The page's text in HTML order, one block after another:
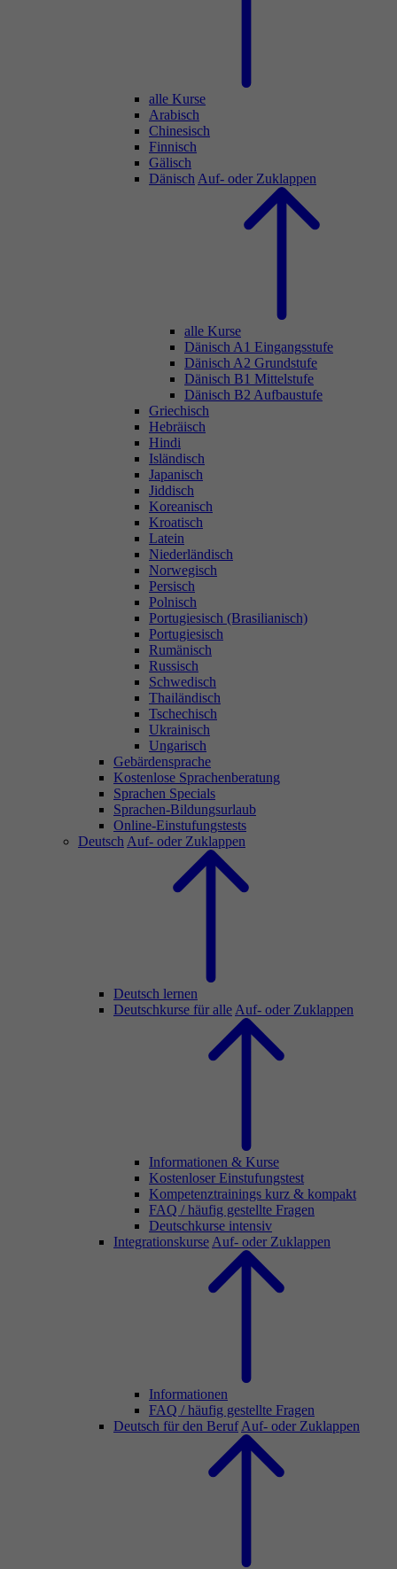
alle Kurse
Arabisch
Chinesisch
Finnisch
Gälisch
Dänisch Auf- oder Zuklappen
alle Kurse
Dänisch A1 Eingangsstufe
Dänisch A2 Grundstufe
Dänisch B1 Mittelstufe
Dänisch B2 Aufbaustufe
Griechisch
Hebräisch
Hindi
Isländisch
Japanisch
Jiddisch
Koreanisch
Kroatisch
Latein
Niederländisch
Norwegisch
Persisch
Polnisch
Portugiesisch (Brasilianisch)
Portugiesisch
Rumänisch
Russisch
Schwedisch
Thailändisch
Tschechisch
Ukrainisch
Ungarisch
Gebärdensprache
Kostenlose Sprachenberatung
Sprachen Specials
Sprachen-Bildungsurlaub
Online-Einstufungstests
Deutsch Auf- oder Zuklappen
Deutsch lernen
Deutschkurse für alle Auf- oder Zuklappen
Informationen & Kurse
Kostenloser Einstufungstest
Kompetenztrainings kurz & kompakt
FAQ / häufig gestellte Fragen
Deutschkurse intensiv
Integrationskurse Auf- oder Zuklappen
Informationen
FAQ / häufig gestellte Fragen
Deutsch für den Beruf Auf- oder Zuklappen